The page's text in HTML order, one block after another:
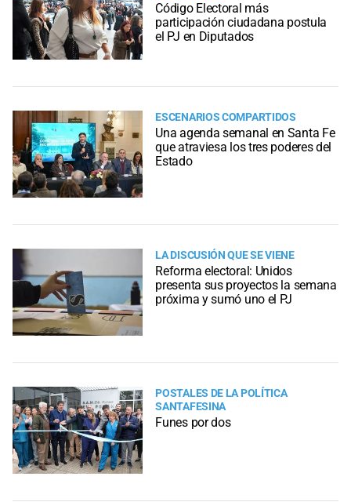
Código Electoral más
participación ciudadana postula
el PJ en Diputados
ESCENARIOS COMPARTIDOS
Una agenda semanal en Santa Fe
que atraviesa los tres poderes del
Estado
LA DISCUSIÓN QUE SE VIENE
Reforma electoral: Unidos
presenta sus proyectos la semana
próxima y sumó uno el PJ
POSTALES DE LA POLÍTICA
SANTAFESINA
Funes por dos